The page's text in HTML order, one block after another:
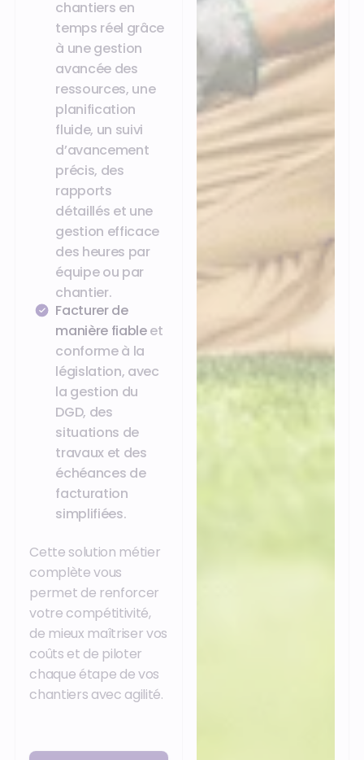
chantiers en
temps réel grâce
à une gestion
avancée des
ressources, une
planification
fluide, un suivi
d’avancement
précis, des
rapports
détaillés et une
gestion efficace
des heures par
équipe ou par
chantier.
Facturer de
manière fiableet
conforme à la
législation, avec
la gestion du
DGD, des
situations de
travaux et des
échéances de
facturation
simplifiées.
Cette solution métier
complète vous
permet de renforcer
votre compétitivité,
de mieux maîtriser vos
coûts et de piloter
chaque étape de vos
chantiers avec agilité.